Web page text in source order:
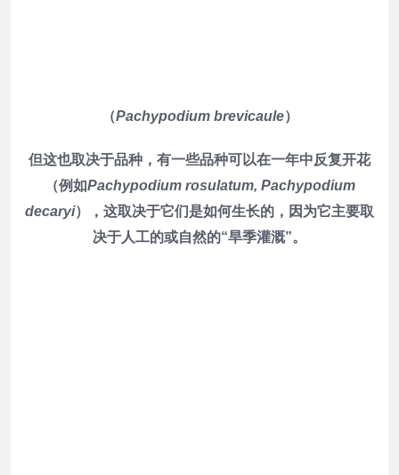
（Pachypodium brevicaule）
但这也取决于品种，有一些品种可以在一年中反复开花
（例如Pachypodium rosulatum, Pachypodium
decaryi），这取决于它们是如何生长的，因为它主要取
决于人工的或自然的“旱季灌溉”。